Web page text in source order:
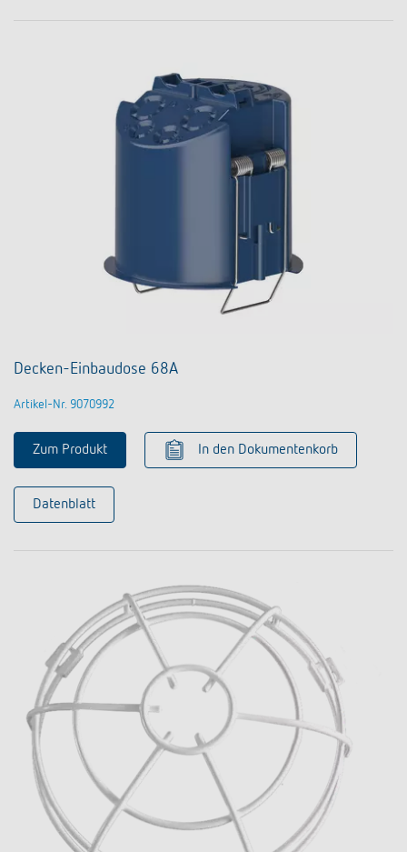
Decken-Einbaudose 68A
Artikel-Nr. 9070992
Zum Produkt In den Dokumentenkorb
Datenblatt